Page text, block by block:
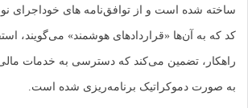
ساخته شده است و از توافق‌نامه های خوداجرای
کد که به آن‌ها «قراردادهای هوشمند» می‌گویند،
راهکار، تضمین می‌کند که دسترسی به خدمات مالی
به صورت دموکراتیک برنامه‌ریزی شده است.